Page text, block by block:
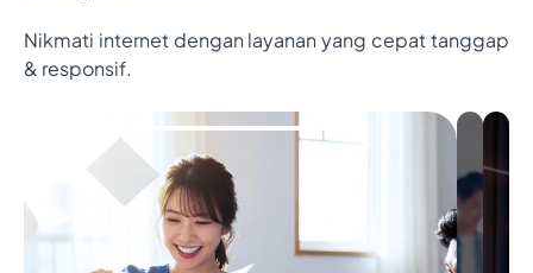
Nikmati internet dengan layanan yang cepat tanggap
& responsif.
Bayar
Bulan,
Bulan
Cukup
Bayar